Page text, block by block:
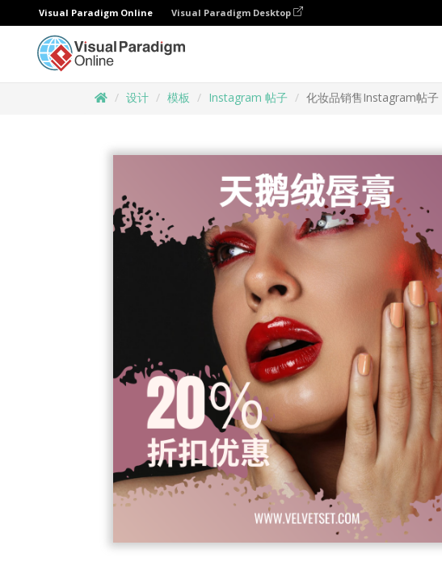
Visual Paradigm Online Visual Paradigm Desktop
设计 模板 Instagram 帖子 化妆品销售Instagram帖子